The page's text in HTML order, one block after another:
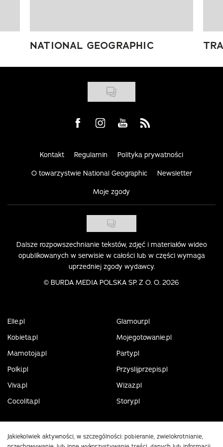
NATIONAL GEOGRAPHIC
Visit us on Facebook
Visit us on Instagram
Visit us on Youtube
Visit us on Rss
Kontakt Regulamin Polityka prywatności
O towarzystwie National Geographic Newsletter
Moje zgody
Dalsze rozpowszechnianie tekstów, zdjęć i materiałów wideo
opublikowanych w serwisie w całości lub w części wymaga
uprzedniej zgody wydawcy.
© BURDA MEDIA POLSKA SP. Z O. O. 2026
Elle.pl
Glamour.pl
Kobieta.pl
Mojegotowanie.pl
Mamotoja.pl
Party.pl
Polki.pl
Przyslijprzepis.pl
Viva.pl
Wizaz.pl
Cocolita.pl
Story.pl
Jakiekolwiek aktywności, w szczególności: pobieranie, zwielokrotnianie,